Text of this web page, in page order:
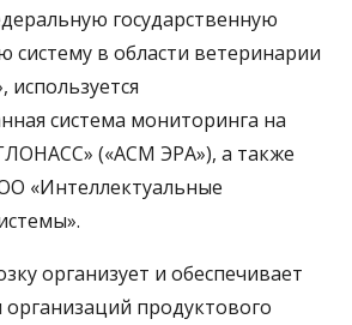
государственную
в области ветеринарии
система мониторинга на
(«АСМ ЭРА»), а также
«Интеллектуальные
организует и обеспечивает
продуктового